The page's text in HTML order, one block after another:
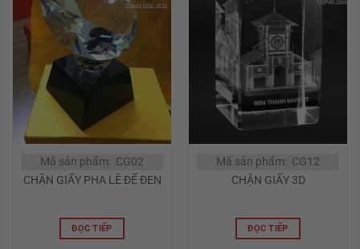
Mã sản phẩm: CG02
CHẶN GIẤY PHA LÊ ĐẾ ĐEN
ĐỌC TIẾP
Mã sản phẩm: CG12
CHẶN GIẤY 3D
ĐỌC TIẾP